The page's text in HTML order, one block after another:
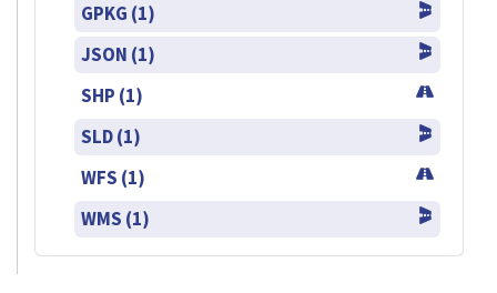
GPKG (1)
JSON (1)
SHP (1)
SLD (1)
WFS (1)
WMS (1)